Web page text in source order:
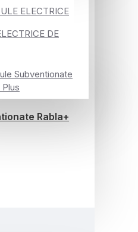
ELECTRICE
DE
Subventionate
Plus
Rabla+